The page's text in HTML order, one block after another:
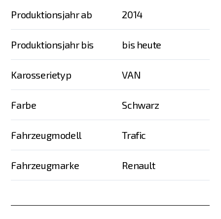
Produktionsjahr ab 2014
Produktionsjahr bis bis heute
Karosserietyp VAN
Farbe Schwarz
Fahrzeugmodell Trafic
Fahrzeugmarke Renault